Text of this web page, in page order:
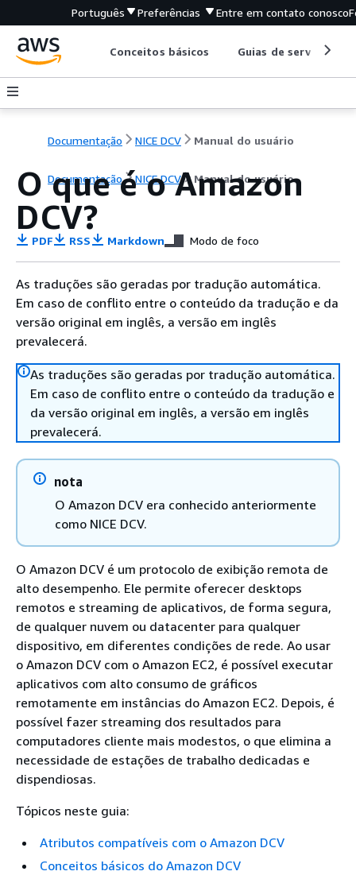
Português Preferências Entre em contato conosco
Conceitos básicos Guias de serviço
Documentação NICE DCV Manual do usuário
Documentação NICE DCV Manual do usuário
O que é o Amazon
DCV?
PDF RSS Markdown Modo de foco
As traduções são geradas por tradução automática.
Em caso de conflito entre o conteúdo da tradução e da
versão original em inglês, a versão em inglês
prevalecerá.
As traduções são geradas por tradução automática.
Em caso de conflito entre o conteúdo da tradução e
da versão original em inglês, a versão em inglês
prevalecerá.
nota
O Amazon DCV era conhecido anteriormente
como NICE DCV.
O Amazon DCV é um protocolo de exibição remota de
alto desempenho. Ele permite oferecer desktops
remotos e streaming de aplicativos, de forma segura,
de qualquer nuvem ou datacenter para qualquer
dispositivo, em diferentes condições de rede. Ao usar
o Amazon DCV com o Amazon EC2, é possível executar
aplicativos com alto consumo de gráficos
remotamente em instâncias do Amazon EC2. Depois, é
possível fazer streaming dos resultados para
computadores cliente mais modestos, o que elimina a
necessidade de estações de trabalho dedicadas e
dispendiosas.
Tópicos neste guia:
Atributos compatíveis com o Amazon DCV
Conceitos básicos do Amazon DCV